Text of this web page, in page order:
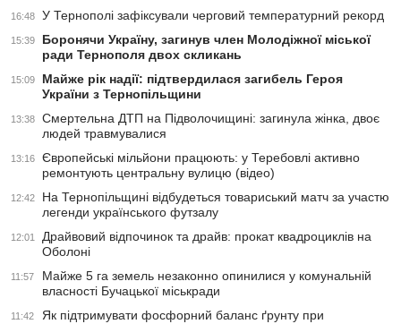
16:48 У Тернополі зафіксували черговий температурний рекорд
15:39
Боронячи Україну, загинув член Молодіжної міської
ради Тернополя двох скликань
15:09
Майже рік надії: підтвердилася загибель Героя
України з Тернопільщини
13:38
Смертельна ДТП на Підволочищині: загинула жінка, двоє
людей травмувалися
13:16
Європейські мільйони працюють: у Теребовлі активно
ремонтують центральну вулицю (відео)
12:42
На Тернопільщині відбудеться товариський матч за участю
легенди українського футзалу
12:01
Драйвовий відпочинок та драйв: прокат квадроциклів на
Оболоні
11:57
Майже 5 га земель незаконно опинилися у комунальній
власності Бучацької міськради
11:42
Як підтримувати фосфорний баланс ґрунту при